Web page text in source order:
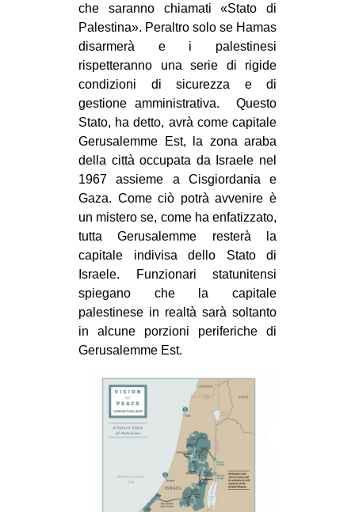
che saranno chiamati «Stato di
Palestina». Peraltro solo se Hamas
disarmerà e i palestinesi
rispetteranno una serie di rigide
condizioni di sicurezza e di
gestione amministrativa. Questo
Stato, ha detto, avrà come capitale
Gerusalemme Est, la zona araba
della città occupata da Israele nel
1967 assieme a Cisgiordania e
Gaza. Come ciò potrà avvenire è
un mistero se, come ha enfatizzato,
tutta Gerusalemme resterà la
capitale indivisa dello Stato di
Israele. Funzionari statunitensi
spiegano che la capitale
palestinese in realtà sarà soltanto
in alcune porzioni periferiche di
Gerusalemme Est.